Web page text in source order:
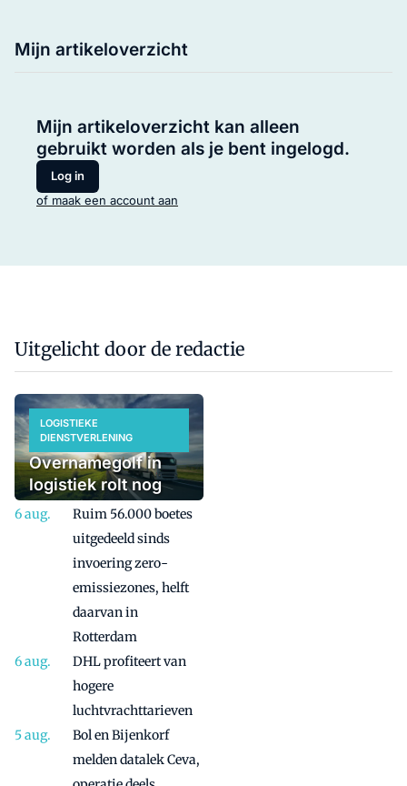
Mijn artikeloverzicht
Mijn artikeloverzicht kan alleen
gebruikt worden als je bent ingelogd.
Log in
of maak een account aan
Uitgelicht door de redactie
LOGISTIEKE
DIENSTVERLENING
Overnamegolf in
logistiek rolt nog
even doorRuim 56.000 boetes
uitgedeeld sinds
invoering zero-
emissiezones, helft
daarvan in
Rotterdam
DHL profiteert van
hogere
luchtvrachttarieven
Bol en Bijenkorf
melden datalek Ceva,